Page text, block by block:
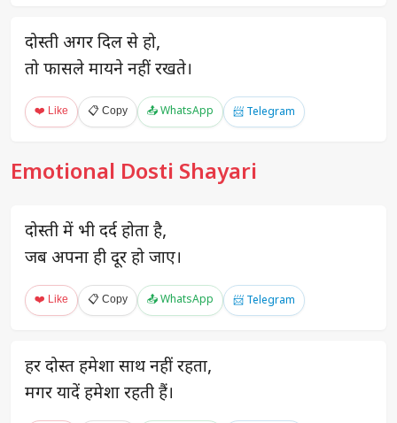
दोस्ती अगर दिल से हो,
तो फासले मायने नहीं रखते।
❤️ Like 📋 Copy 📤 WhatsApp 📨 Telegram
Emotional Dosti Shayari
दोस्ती में भी दर्द होता है,
जब अपना ही दूर हो जाए।
❤️ Like 📋 Copy 📤 WhatsApp 📨 Telegram
हर दोस्त हमेशा साथ नहीं रहता,
मगर यादें हमेशा रहती हैं।